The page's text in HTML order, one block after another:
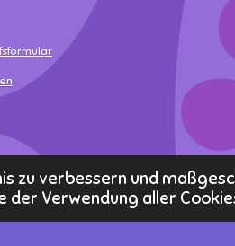
zu verbessern und
der Verwendung aller